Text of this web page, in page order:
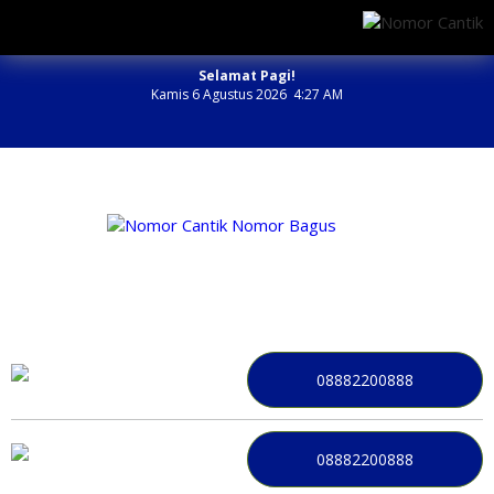
Selamat Pagi!
Kamis 6 Agustus 2026 4:27 AM
08882200888
08882200888